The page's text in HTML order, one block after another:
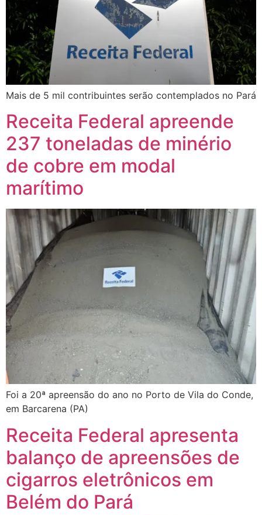
Mais de 5 mil contribuintes serão contemplados no Pará
Receita Federal apreende
237 toneladas de minério
de cobre em modal
marítimo
Foi a 20ª apreensão do ano no Porto de Vila do Conde,
em Barcarena (PA)
Receita Federal apresenta
balanço de apreensões de
cigarros eletrônicos em
Belém do Pará